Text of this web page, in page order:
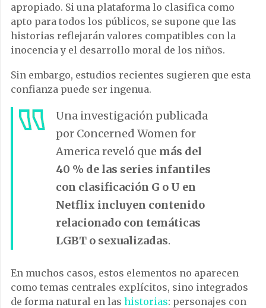
apropiado. Si una plataforma lo clasifica como
apto para todos los públicos, se supone que las
historias reflejarán valores compatibles con la
inocencia y el desarrollo moral de los niños.
Sin embargo, estudios recientes sugieren que esta
confianza puede ser ingenua.
Una investigación publicada
por Concerned Women for
America reveló que más del
40 % de las series infantiles
con clasificación G o U en
Netflix incluyen contenido
relacionado con temáticas
LGBT o sexualizadas.
En muchos casos, estos elementos no aparecen
como temas centrales explícitos, sino integrados
de forma natural en las historias: personajes con